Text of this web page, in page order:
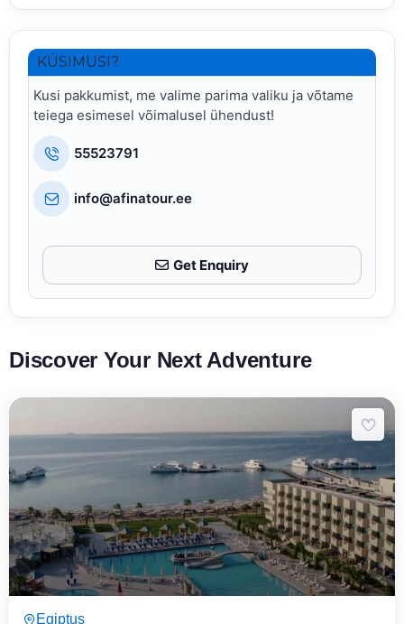
KÜSIMUSI?
Kusi pakkumist, me valime parima valiku ja võtame
teiega esimesel võimalusel ühendust!
55523791
info@afinatour.ee
Get Enquiry
Discover Your Next Adventure
Egiptus